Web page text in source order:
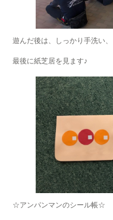
遊んだ後は、しっかり手洗い、
最後に紙芝居を見ます♪
☆アンパンマンのシール帳☆